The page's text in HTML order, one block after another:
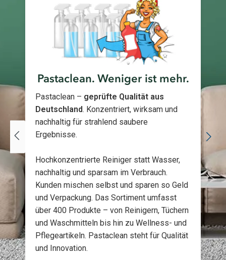
Pastaclean. Weniger ist mehr.
Pastaclean – geprüfte Qualität aus
Deutschland. Konzentriert, wirksam und
nachhaltig für strahlend saubere
Ergebnisse.
Hochkonzentrierte Reiniger statt Wasser,
nachhaltig und sparsam im Verbrauch.
Kunden mischen selbst und sparen so Geld
und Verpackung. Das Sortiment umfasst
über 400 Produkte – von Reinigern, Tüchern
und Waschmitteln bis hin zu Wellness- und
Pflegeartikeln. Pastaclean steht für Qualität
und Innovation.